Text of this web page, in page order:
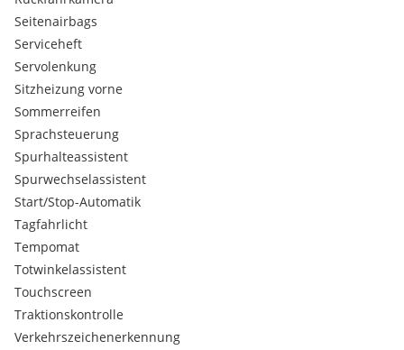
Seitenairbags
Serviceheft
Servolenkung
Sitzheizung vorne
Sommerreifen
Sprachsteuerung
Spurhalteassistent
Spurwechselassistent
Start/Stop-Automatik
Tagfahrlicht
Tempomat
Totwinkelassistent
Touchscreen
Traktionskontrolle
Verkehrszeichenerkennung